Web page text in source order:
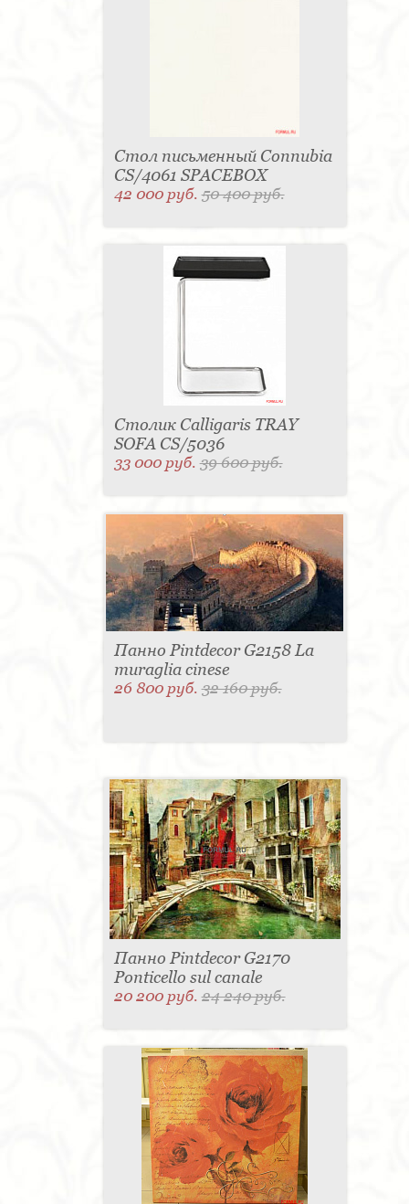
Стол письменный Connubia
CS/4061 SPACEBOX
42 000 руб.50 400 руб.
Столик Calligaris TRAY
SOFA CS/5036
33 000 руб.39 600 руб.
Панно Pintdecor G2158 La
muraglia cinese
26 800 руб.32 160 руб.
Панно Pintdecor G2170
Ponticello sul canale
20 200 руб.24 240 руб.